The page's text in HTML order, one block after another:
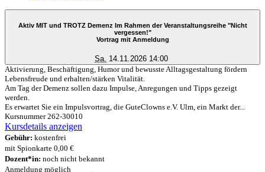
Aktiv MIT und TROTZ Demenz Im Rahmen der Veranstaltungsreihe "Nicht
vergessen!"
Vortrag mit Anmeldung
Sa. 14.11.2026 14:00
Aktivierung, Beschäftigung, Humor und bewusste Alltagsgestaltung fördern
Lebensfreude und erhalten/stärken Vitalität.
Am Tag der Demenz sollen dazu Impulse, Anregungen und Tipps gezeigt
werden.
Es erwartet Sie ein Impulsvortrag, die GuteClowns e.V. Ulm, ein Markt der...
Kursnummer 262-30010
Kursdetails anzeigen
Gebühr: kostenfrei
mit Spionkarte 0,00 €
Dozent*in: noch nicht bekannt
Anmeldung möglich